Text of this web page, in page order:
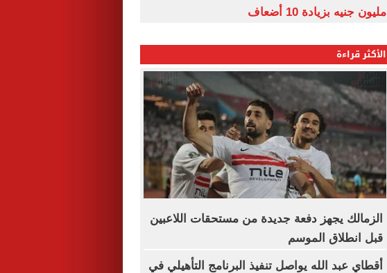
مليون جنيه بزيادة 10 أضعاف
الأكثر قراءة
الزمالك يجهز دفعة جديدة من مستحقات اللاعبين
قبل انطلاق الموسم
أقطاي عبد الله يواصل تنفيذ البرنامج التأهيلي في